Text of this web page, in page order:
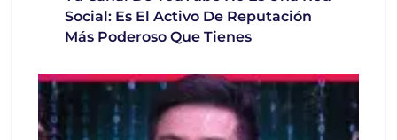
Social: Es El Activo De Reputación
Más Poderoso Que Tienes